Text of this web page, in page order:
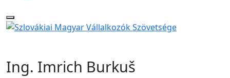
Ing. Imrich Burkuš